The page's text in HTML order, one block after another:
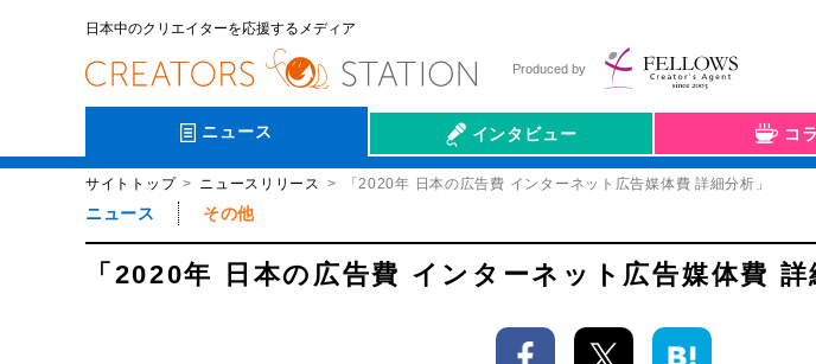
日本中のクリエイターを応援するメディア
Produced by
ニュース インタビュー
会社伝
コ
サイトトップ ニュースリリース 「2020年 日本の広告費 インターネット広告媒体費 詳細分析」
ニュース その他
「2020年 日本の広告費 インターネット広告媒体費 詳